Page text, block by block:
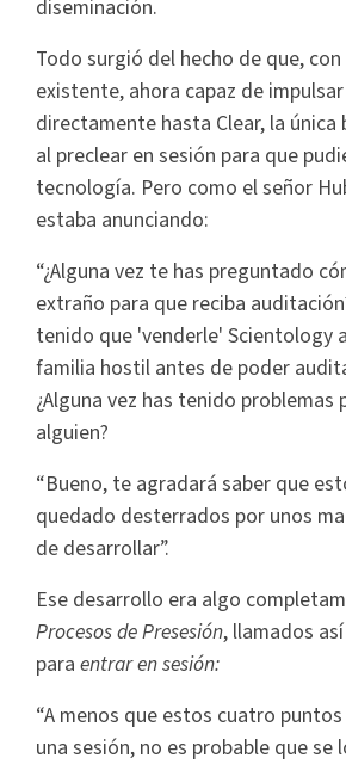
diseminación.
Todo surgió del hecho de que,
existente, ahora capaz de
directamente hasta Clear, la
al preclear en sesión para que
tecnología. Pero como el señor
estaba anunciando:
“¿Alguna vez te has preguntado
extraño para que reciba
tenido que 'venderle' Scientology
familia hostil antes de poder
¿Alguna vez has tenido problemas
alguien?
“Bueno, te agradará saber que
quedado desterrados por unos
de desarrollar”.
Ese desarrollo era algo
Procesos de Presesión, llamados
para entrar en sesión:
“A menos que estos cuatro
una sesión, no es probable que se